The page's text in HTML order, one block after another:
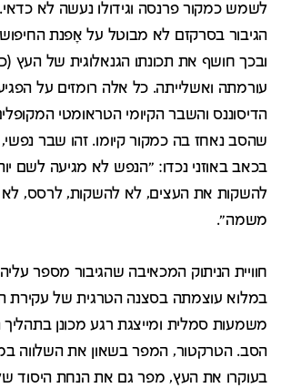
לשמש כמקור פרנסה וגידולו נעשה לא
הגיבור בסרקזם לא מבוטל על אָפנת
ובכך חושף את תכונתו הגנאלוגית של העץ
עורמתה ואשלייתה. כל אלה רומזים על
הדיסוננס והשבר הקיומי הטראומטי
שהסב נאחז בה כמקור קיומו. זהו שבר נפשי,
בכאב באוזני נכדו: "הנפש לא מגיעה לשם
להשקות את העצים, לא להשקות, לרסס, לא
משמה".
חוויית הניתוק המכאיבה שהגיבור מספר
במלוא עוצמתה בסצנה הטרגית של עקירת
משמעות סמלית ומייצגת רגע מכונן בתהליך
הסב. הטרקטור, המפר בשאון את השלווה
בעוקרו את העץ, מפר גם את הנחת היסוד